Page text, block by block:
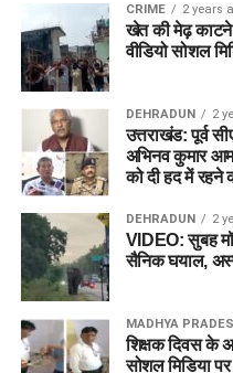
CRIME 2 years
खेत की मेढ़ काटने
वीडियो सोशल
DEHRADUN 2
उत्तराखंड: पूर्व
अभिनव कुमार
को दी हद में रहने
DEHRADUN 2
VIDEO: सुबह
सैनिक घयाल,
MADHYA
शिक्षक दिवस के
सोशल मिडिया